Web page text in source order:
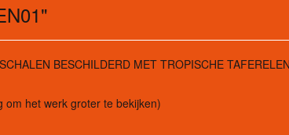
BESCHILDERD MET TROPISCHE
om het werk groter te bekijken)